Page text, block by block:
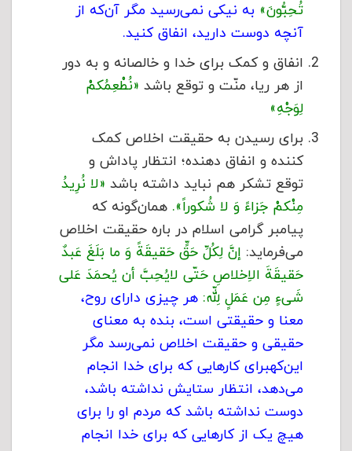
تُحِبُّونَ» به نیکى نمى‌رسید مگر آن‌که از
آنچه دوست دارید، انفاق کنید.
انفاق و کمک برای خدا و خالصانه و به دور
از هر ریا، منّت و توقع باشد «نُطْعِمُکمْ
لِوَجْهِ»
برای رسیدن به حقیقت اخلاص کمک
کننده و انفاق دهنده؛ انتظار پاداش و
توقع تشکر هم نباید داشته باشد «لا نُرِیدُ
مِنْکمْ جَزاءً وَ لا شُکوراً». همان‌گونه که
پیامبر گرامی اسلام در باره حقیقت اخلاص
می‌فرماید: إنَّ لِکُلِّ حَقٍّ حَقیقَةً وَ ما بَلَغَ عَبدٌ
حَقیقَةَ الاِخلاصِ حَتّی لایُحِبَّ أن یُحمَدَ عَلی
شَی‌ءٍ مِن عَمَلٍ لِلّه: هر چیزی دارای روح،
معنا و حقیقتی است، بنده به معنای
حقیقی و حقیقت اخلاص نمی‌رسد مگر
این‌کهبرای کارهایی که برای خدا انجام
می‌دهد، انتظار ستایش نداشته باشد،
دوست نداشته باشد که مردم او را برای
هیچ یک از کارهایی که برای خدا انجام